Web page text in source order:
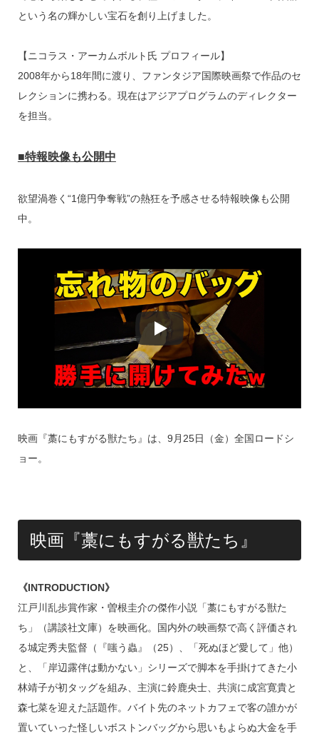
という名の輝かしい宝石を創り上げました。
【ニコラス・アーカムボルト氏 プロフィール】
2008年から18年間に渡り、ファンタジア国際映画祭で作品のセ
レクションに携わる。現在はアジアプログラムのディレクター
を担当。
■特報映像も公開中
欲望渦巻く“1億円争奪戦”の熱狂を予感させる特報映像も公開
中。
映画『藁にもすがる獣たち』は、9月25日（金）全国ロードシ
ョー。
映画『藁にもすがる獣たち』
《INTRODUCTION》
江戸川乱歩賞作家・曽根圭介の傑作小説「藁にもすがる獣た
ち」（講談社文庫）を映画化。国内外の映画祭で高く評価され
る城定秀夫監督（『嗤う蟲』（25）、「死ぬほど愛して」他）
と、「岸辺露伴は動かない」シリーズで脚本を手掛けてきた小
林靖子が初タッグを組み、主演に鈴鹿央士、共演に成宮寛貴と
森七菜を迎えた話題作。バイト先のネットカフェで客の誰かが
置いていった怪しいボストンバッグから思いもよらぬ大金を手